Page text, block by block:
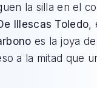
la silla en el
Illescas Toledo,
es la joya
a la mitad que